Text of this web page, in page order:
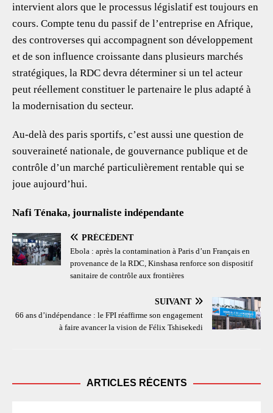
intervient alors que le processus législatif est toujours en
cours. Compte tenu du passif de l’entreprise en Afrique,
des controverses qui accompagnent son développement
et de son influence croissante dans plusieurs marchés
stratégiques, la RDC devra déterminer si un tel acteur
peut réellement constituer le partenaire le plus adapté à
la modernisation du secteur.
Au-delà des paris sportifs, c’est aussi une question de
souveraineté nationale, de gouvernance publique et de
contrôle d’un marché particulièrement rentable qui se
joue aujourd’hui.
Nafi Ténaka, journaliste indépendante
PRÉCÉDENT
Ebola : après la contamination à Paris d’un Français en
provenance de la RDC, Kinshasa renforce son dispositif
sanitaire de contrôle aux frontières
SUIVANT
66 ans d’indépendance : le FPI réaffirme son engagement
à faire avancer la vision de Félix Tshisekedi
ARTICLES RÉCENTS